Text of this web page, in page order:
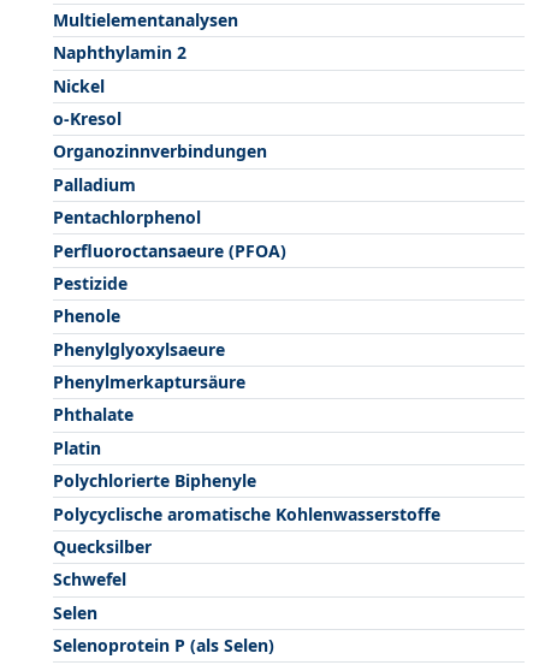
Multielementanalysen
Naphthylamin 2
Nickel
o-Kresol
Organozinnverbindungen
Palladium
Pentachlorphenol
Perfluoroctansaeure (PFOA)
Pestizide
Phenole
Phenylglyoxylsaeure
Phenylmerkaptursäure
Phthalate
Platin
Polychlorierte Biphenyle
Polycyclische aromatische Kohlenwasserstoffe
Quecksilber
Schwefel
Selen
Selenoprotein P (als Selen)